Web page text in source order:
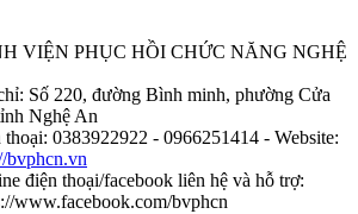
VIỆN PHỤC HỒI CHỨC NĂNG NGHỆ
Số 220, đường Bình minh, phường Cửa
Nghệ An
0383922922 - 0966251414 - Website:
bvphcn.vn
điện thoại/facebook liên hệ và hỗ trợ:
www.facebook.com/bvphcn